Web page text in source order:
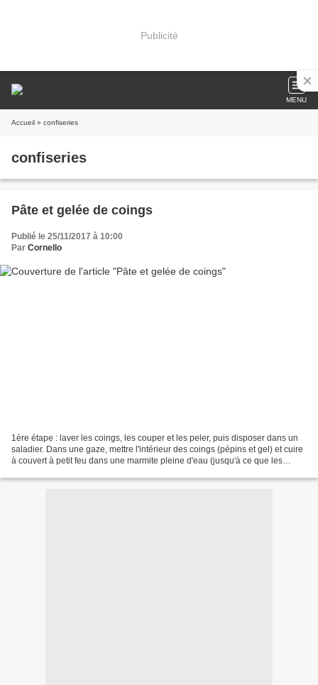
Publicité
MENU
Accueil » confiseries
confiseries
Pâte et gelée de coings
Publié le 25/11/2017 à 10:00
Par Cornello
1ère étape : laver les coings, les couper et les peler, puis disposer dans un
saladier. Dans une gaze, mettre l'intérieur des coings (pépins et gel) et cuire
à couvert à petit feu dans une marmite pleine d'eau (jusqu'à ce que les